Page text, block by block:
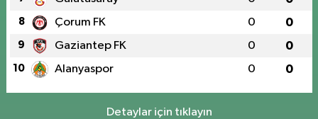
8 Çorum FK 0 0
9 Gaziantep FK 0 0
10 Alanyaspor 0 0
Detaylar için tıklayın